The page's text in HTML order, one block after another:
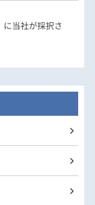
に当社が採択さ